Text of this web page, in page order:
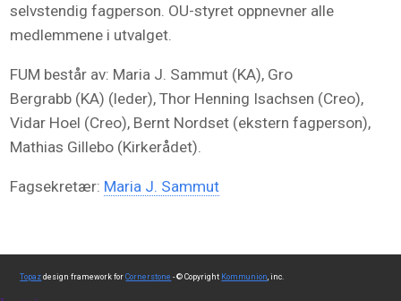
selvstendig fagperson. OU-styret oppnevner alle
medlemmene i utvalget.
FUM består av: Maria J. Sammut (KA), Gro
Bergrabb (KA) (leder), Thor Henning Isachsen (Creo),
Vidar Hoel (Creo), Bernt Nordset (ekstern fagperson),
Mathias Gillebo (Kirkerådet).
Fagsekretær: Maria J. Sammut
Topaz design framework forCornerstone - © Copyright Kommunion, inc.